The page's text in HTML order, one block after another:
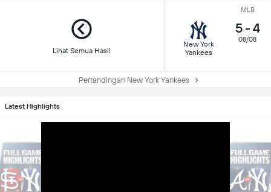
Lihat Semua Hasil
MLB
New York
Yankees
5- 4
08/08
Pertandingan New York Yankees
Latest Highlights